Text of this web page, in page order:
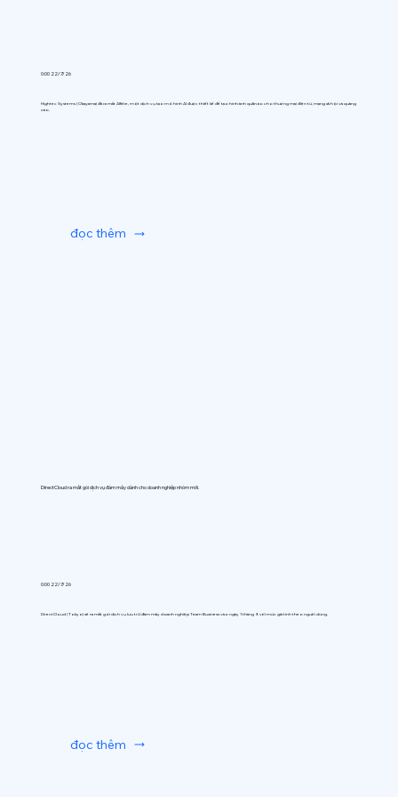
0:00 22/7/26
Hightec Systems (Okayama) đã ra mắt AIfitte, một dịch vụ tạo mô hình AI được thiết kế để tạo hình ảnh quần áo cho thương mại điện tử, mạng xã hội và quảng
cáo.
đọc thêm
DirectCloud ra mắt gói dịch vụ đám mây dành cho doanh nghiệp nhóm mới.
0:00 22/7/26
DirectCloud (Tokyo) sẽ ra mắt gói dịch vụ lưu trữ đám mây doanh nghiệp Team Business vào ngày 1 tháng 9, với mức giá tính theo người dùng.
đọc thêm